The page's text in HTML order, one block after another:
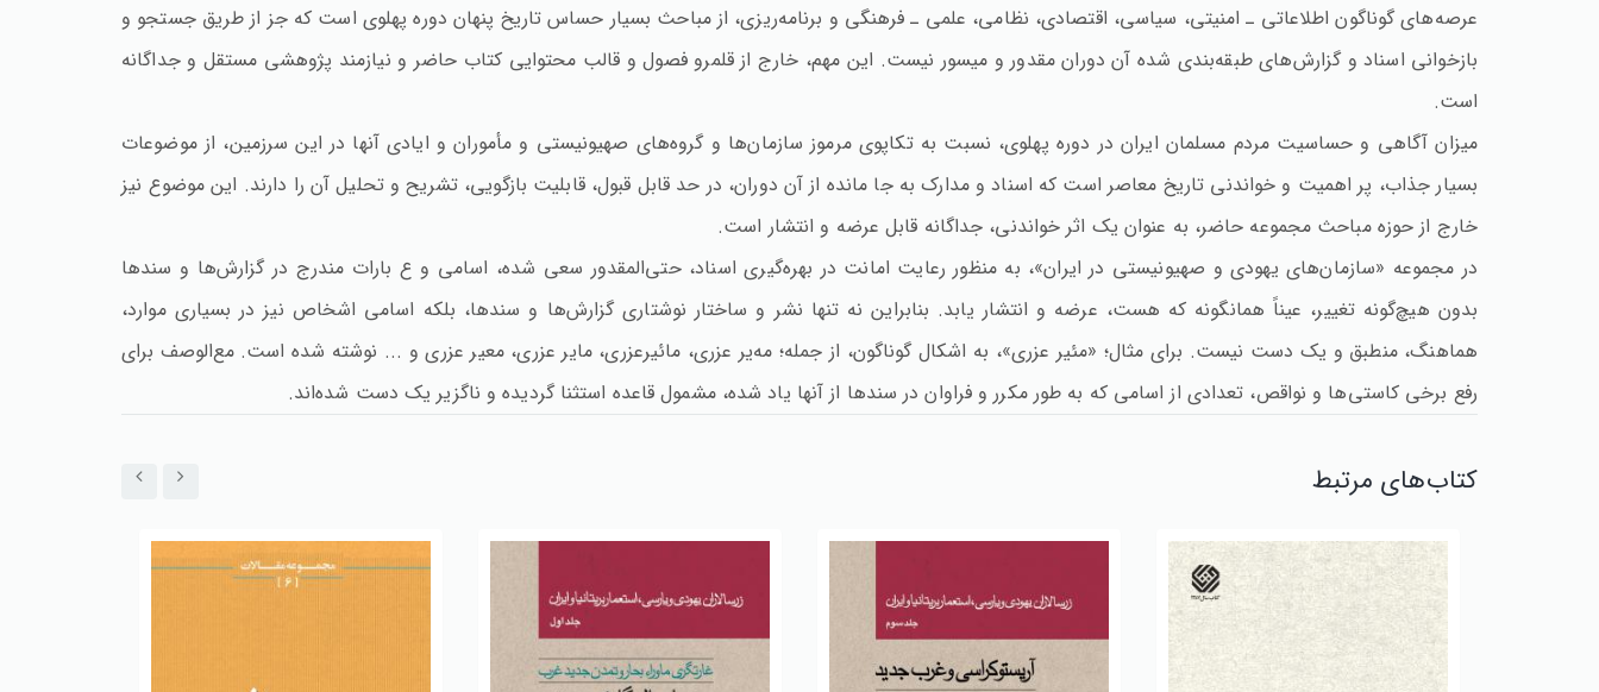
عرصه‌های گوناگون اطلاعاتی ـ امنیتی، سیاسی،‌ اقتصادی،‌ نظامی، علمی ـ فرهنگی و برنامه‌ریزی، از مباحث بسیار حساس تاریخ پنهان دوره پهلوی است که جز از طریق جستجو و
بازخوانی اسناد و گزارش‌های طبقه‌بندی شده آن دوران مقدور و میسور نیست. این مهم، خارج از قلمرو فصول و قالب محتوایی کتاب حاضر و نیازمند پژوهشی مستقل و جداگانه
است.
میزان آگاهی و حساسیت مردم مسلمان ایران در دوره پهلوی، نسبت به تکاپوی مرموز سازمان‌ها و گروه‌های صهیونیستی و مأموران و ایادی آنها در این سرزمین، از موضوعات
بسیار جذاب، پر اهمیت و خواندنی تاریخ معاصر است که اسناد و مدارک به جا مانده از آن دوران، در حد قابل قبول، قابلیت بازگویی، تشریح و تحلیل آن را دارند. این موضوع نیز
خارج از حوزه مباحث مجموعه حاضر، به عنوان یک اثر خواندنی، جداگانه قابل عرضه و انتشار است.
در مجموعه «سازمان‌های یهودی و صهیونیستی در ایران»، به منظور رعایت امانت در بهره‌گیری اسناد، حتی‌المقدور سعی شده، اسامی و ع بارات مندرج در گزارش‌ها و سندها
بدون هیچ‌گونه تغییر، عیناً‌ همانگونه که هست، عرضه و انتشار یابد. بنابراین نه تنها نشر و ساختار نوشتاری گزارش‌ها و سندها، بلکه اسامی اشخاص نیز در بسیاری موارد،
هماهنگ، منطبق و یک دست نیست. برای مثال؛ «مئیر عزری»، به اشکال گوناگون، از جمله؛ مه‌یر عزری، مائیرعزری، مایر عزری، معیر عزری و ... نوشته شده است. مع‌الوصف برای
رفع برخی کاستی‌ها و نواقص،‌ تعدادی از اسامی که به طور مکرر و فراوان در سندها از آنها یاد شده، مشمول قاعده استثنا گردیده و ناگزیر یک دست شده‌اند.
کتاب‌های مرتبط